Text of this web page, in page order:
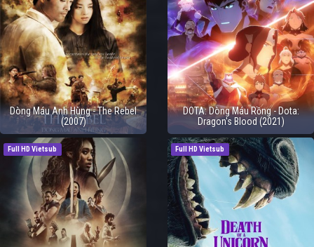
Dòng Máu Anh Hùng - The Rebel
(2007)
DOTA: Dòng Máu Rồng - Dota:
Dragon's Blood (2021)
Full HD Vietsub Full HD Vietsub